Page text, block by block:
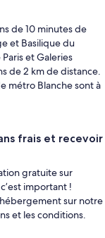
de 10 minutes de
et Basilique du
et Galeries
de 2 km de distance.
métro Blanche sont à
frais et recevoir
gratuite sur
important !
sur notre
et les conditions.